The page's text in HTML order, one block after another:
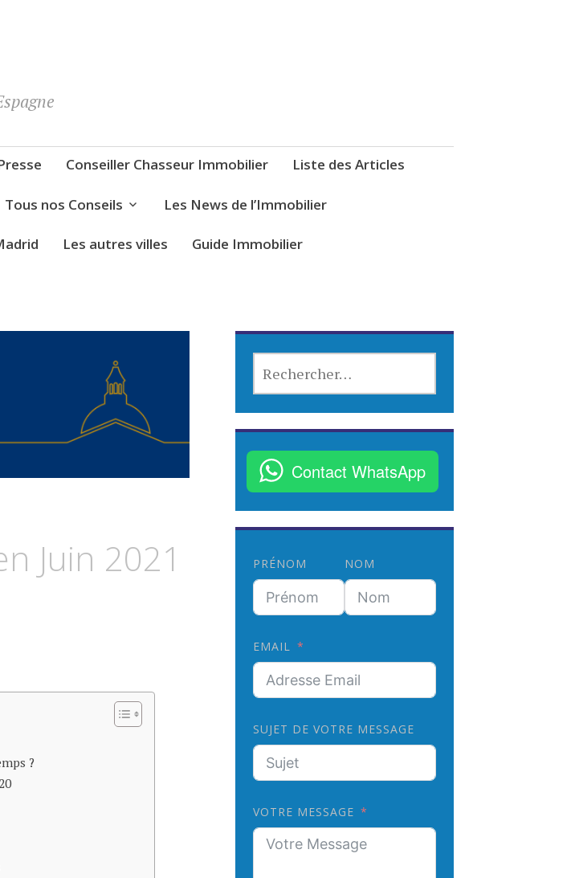
Conseiller Chasseur Immobilier Liste des Articles
Tous nos Conseils Les News de l’Immobilier
Les autres villes Guide Immobilier
Juin 2021
?
C
H
E
R
Contact WhatsApp
PRÉNOM NOM
EMAIL
SUJET DE VOTRE MESSAGE
VOTRE MESSAGE